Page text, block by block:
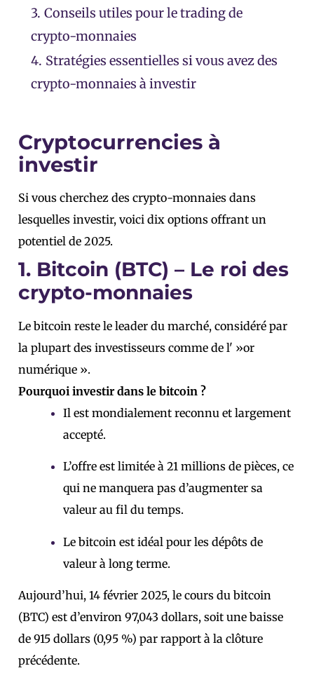
3. Conseils utiles pour le trading de
crypto-monnaies
4. Stratégies essentielles si vous avez des
crypto-monnaies à investir
Cryptocurrencies à
investir
Si vous cherchez des crypto-monnaies dans
lesquelles investir, voici dix options offrant un
potentiel de 2025.
1. Bitcoin (BTC) – Le roi des
crypto-monnaies
Le bitcoin reste le leader du marché, considéré par
la plupart des investisseurs comme de l' »or
numérique ».
Pourquoi investir dans le bitcoin ?
Il est mondialement reconnu et largement
accepté.
L’offre est limitée à 21 millions de pièces, ce
qui ne manquera pas d’augmenter sa
valeur au fil du temps.
Le bitcoin est idéal pour les dépôts de
valeur à long terme.
Aujourd’hui, 14 février 2025, le cours du bitcoin
(BTC) est d’environ 97,043 dollars, soit une baisse
de 915 dollars (0,95 %) par rapport à la clôture
précédente.